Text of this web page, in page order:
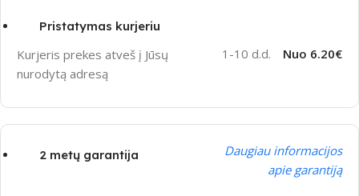
Pristatymas kurjeriu
Kurjeris prekes atveš į Jūsų
nurodytą adresą
1-10 d.d. Nuo 6.20€
2 metų garantija
Daugiau informacijos
apie garantiją